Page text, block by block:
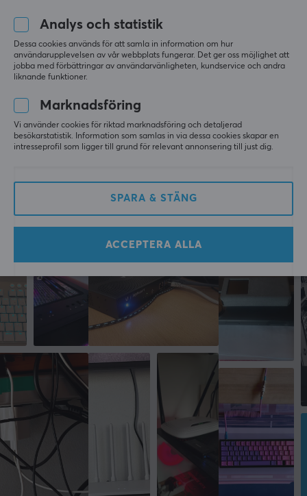
Standard
802.11a, 802.11ac, 802.11b, 802.11g, 802.11n
Överföringshastighet
1300 Mbps
Frekvensband
Färg
MÅTT & VIKT
Bredd
18 mm
Djup
57.8 mm
173.4 mm
TP-Link Archer T3U Plus AC1300 Wireless MU-MIMO USB Adapter -
för 8 mån. sen
0 likes
Linus W
Verifierad köpare
Level 5
Nätverksadapter
Mer från vårt Community
Analys och statistik
Dessa cookies används för att samla in information om hur
användarupplevelsen av vår webbplats fungerar. Det ger oss möjlighet att
jobba med förbättringar av användarvänligheten, kundservice och andra
liknande funktioner.
Marknadsföring
Vi använder cookies för riktad marknadsföring och detaljerad
besökarstatistik. Information som samlas in via dessa cookies skapar en
intresseprofil som ligger till grund för relevant annonsering till just dig.
SPARA & STÄNG
ACCEPTERA ALLA